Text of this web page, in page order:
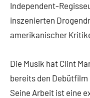
Independent-
inszenierten
amerikanischer
Die Musik hat Clint
bereits den Debütfilm
Seine Arbeit ist eine